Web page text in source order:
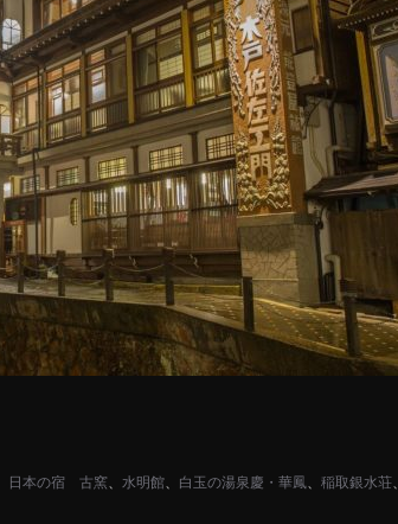
日本の宿 古窯、 水明館、 白玉の湯泉慶・華鳳、 稲取銀水荘、